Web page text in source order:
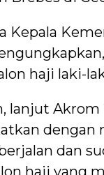
Kepala
haji laki-
lanjut Akrom
dengan
dan
haji yang